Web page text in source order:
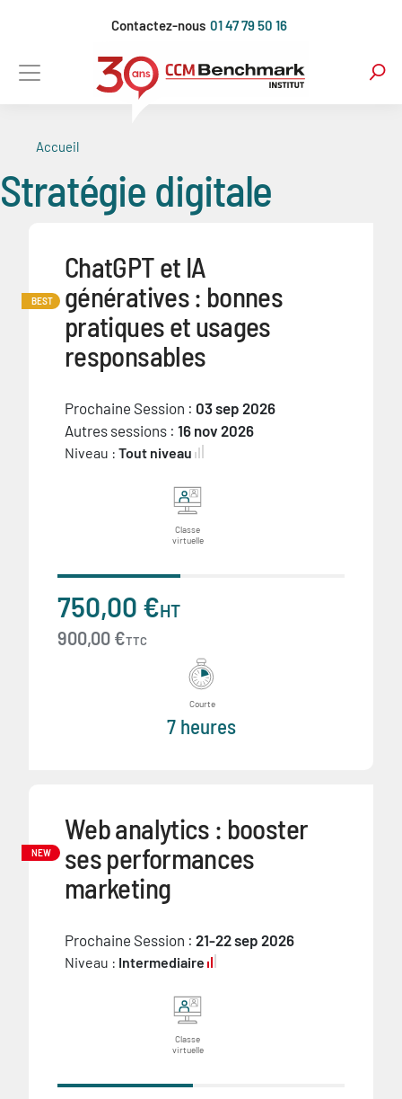
principal
Contactez-nous 01 47 79 50 16
Accueil
Stratégie digitale
BEST
ChatGPT et IA
génératives : bonnes
pratiques et usages
responsables
Prochaine Session : 03 sep 2026
Autres sessions : 16 nov 2026
Niveau : Tout niveau
Classe
virtuelle
750,00 €HT
900,00 €TTC
Courte
7 heures
NEW
Web analytics : booster
ses performances
marketing
Prochaine Session : 21-22 sep 2026
Niveau : Intermediaire
Classe
virtuelle